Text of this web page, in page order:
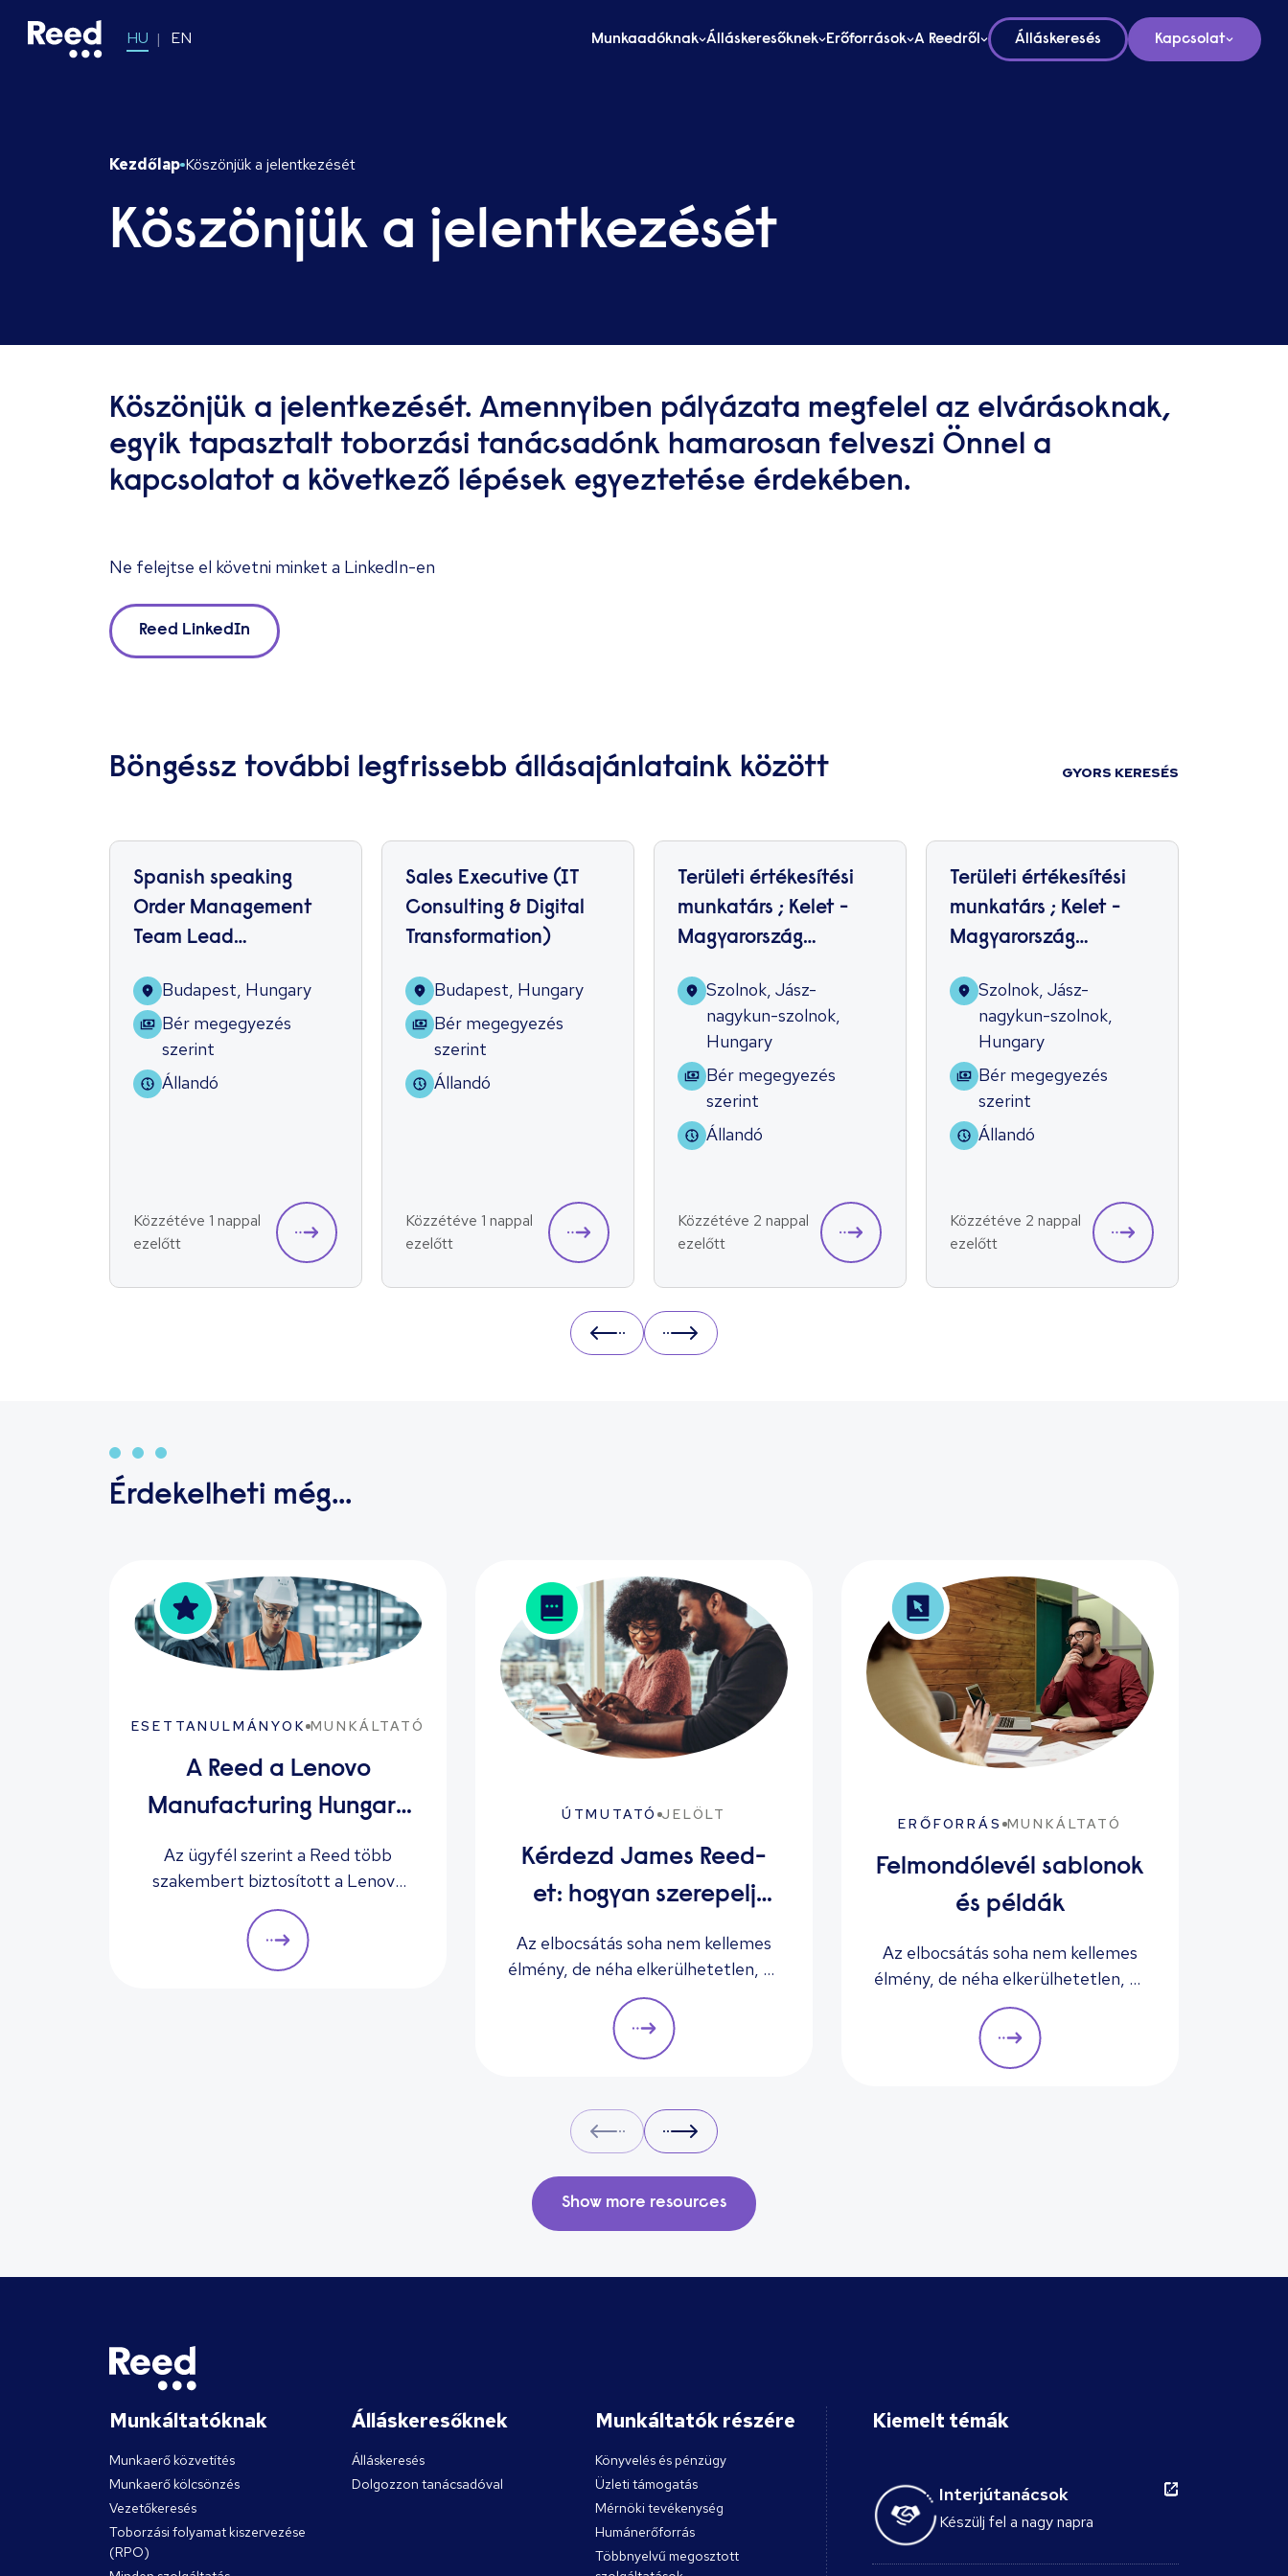
HU EN Munkaadóknak Álláskeresőknek Erőforrások A Reedről Álláskeresés Kapcsolat
Kezdőlap Köszönjük a jelentkezését
Köszönjük a jelentkezését
Köszönjük a jelentkezését. Amennyiben pályázata megfelel az elvárásoknak,
egyik tapasztalt toborzási tanácsadónk hamarosan felveszi Önnel a
kapcsolatot a következő lépések egyeztetése érdekében.
Ne felejtse el követni minket a LinkedIn-en
Reed LinkedIn
Böngéssz további legfrissebb állásajánlataink között GYORS KERESÉS
Spanish speaking
Order Management
Team Lead
Budapest, Hungary
Bér megegyezés
szerint
Állandó
Közzétéve 1 nappal
ezelőtt
Sales Executive (IT
Consulting & Digital
Transformation)
Budapest, Hungary
Bér megegyezés
szerint
Állandó
Közzétéve 1 nappal
ezelőtt
Területi értékesítési
munkatárs ; Kelet -
Magyarország
Szolnok, Jász-
nagykun-szolnok,
Hungary
Bér megegyezés
szerint
Állandó
Közzétéve 2 nappal
ezelőtt
Területi értékesítési
munkatárs ; Kelet -
Magyarország
Szolnok, Jász-
nagykun-szolnok,
Hungary
Bér megegyezés
szerint
Állandó
Közzétéve 2 nappal
ezelőtt
Prev Next
Érdekelheti még...
ESETTANULMÁNYOK MUNKÁLTATÓ
A Reed a Lenovo
Manufacturing Hungary
Ltd. több megüresedett
állását betölti
Az ügyfél szerint a Reed több
szakembert biztosított a Lenovo
technológiai óriáscég számára, akik
„mind segítenek a céget a
következő szintre emelni.
ÚTMUTATÓ JELÖLT
Kérdezd James Reed-
et: hogyan szerepelj
sikeresen az
állásinterjún
Az elbocsátás soha nem kellemes
élmény, de néha elkerülhetetlen, és
a munkáltatóknak gondoskodniuk
kell arról, hogy érzékenyen és
professzionálisan kezeljék a
bíróság elé kerülhetnek és
tisztességtelen elbocsátási
perekkel szembesülhetnek.
ERŐFORRÁS MUNKÁLTATÓ
Felmondólevél sablonok
és példák
Az elbocsátás soha nem kellemes
élmény, de néha elkerülhetetlen, és
a munkáltatóknak gondoskodniuk
kell arról, hogy érzékenyen és
professzionálisan kezeljék a
Prev Next
Show more resources
Munkáltatóknak
Munkaerő közvetítés
Munkaerő kölcsönzés
Vezetőkeresés
Toborzási folyamat kiszervezése
(RPO)
Álláskeresőknek
Álláskeresés
Dolgozzon tanácsadóval
Munkáltatók részére
Könyvelés és pénzügy
Üzleti támogatás
Mérnöki tevékenység
Humánerőforrás
Többnyelvű megosztott
Kiemelt témák
Interjútanácsok
Készülj fel a nagy napra